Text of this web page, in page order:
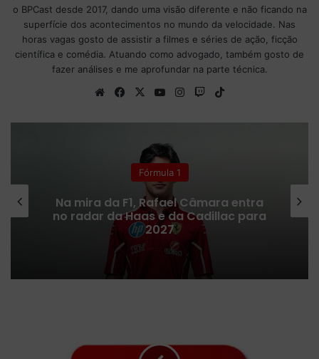
o BPCast desde 2017, dando uma visão diferente e não ficando na
superfície dos acontecimentos no mundo da velocidade. Nas
horas vagas gosto de assistir a filmes e séries de ação, ficção
científica e comédia. Atuando como advogado, também gosto de
fazer análises e me aprofundar na parte técnica.
We
te
Fa
bo
X
Yo
ub
Ins
ra
Tw
h
k
Fórmula 1
Problemas na F2 em 2026
complicam chances de Colton Herta
na Fórmula 1